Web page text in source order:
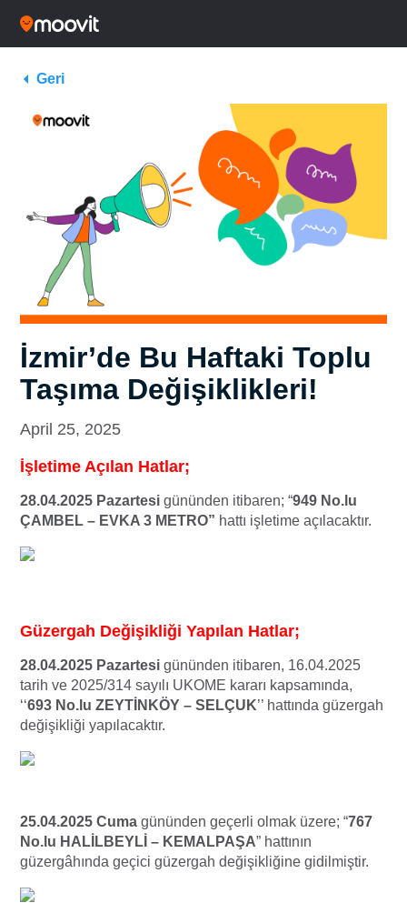
Geri
İzmir’de Bu Haftaki Toplu
Taşıma Değişiklikleri!
April 25, 2025
İşletime Açılan Hatlar;
28.04.2025 Pazartesi gününden itibaren; “949 No.lu
ÇAMBEL – EVKA 3 METRO” hattı işletime açılacaktır.
Güzergah Değişikliği Yapılan Hatlar;
28.04.2025 Pazartesi gününden itibaren, 16.04.2025
tarih ve 2025/314 sayılı UKOME kararı kapsamında,
‘‘693 No.lu ZEYTİNKÖY – SELÇUK’’ hattında güzergah
değişikliği yapılacaktır.
25.04.2025 Cuma gününden geçerli olmak üzere; “767
No.lu HALİLBEYLİ – KEMALPAŞA” hattının
güzergâhında geçici güzergah değişikliğine gidilmiştir.